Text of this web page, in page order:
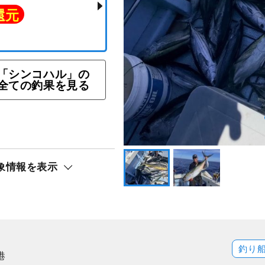
還元
シンコハル」の
ての釣果を見る
情報を表示
釣り